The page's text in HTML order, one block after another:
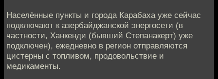
Населённые пункты и города Карабаха уже сейчас
подключают к азербайджанской энергосети (в
частности, Ханкенди (бывший Степанакерт) уже
подключен), ежедневно в регион отправляются
цистерны с топливом, продовольствие и
медикаменты.